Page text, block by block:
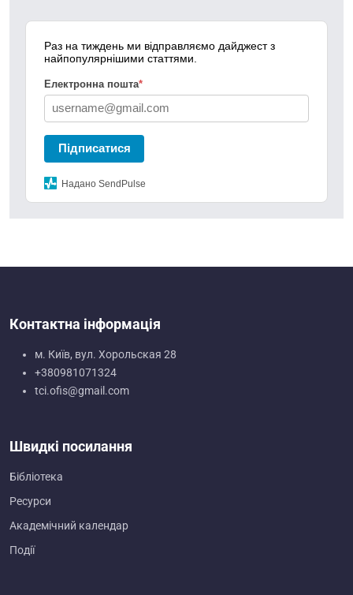
Раз на тиждень ми відправляємо дайджест з
найпопулярнішими статтями.
Електронна пошта*
Підписатися
Надано SendPulse
Контактна інформація
м. Київ, вул. Хорольская 28
+380981071324
tci.ofis@gmail.com
Швидкі посилання
Бібліотека
Ресурси
Академічний календар
Події